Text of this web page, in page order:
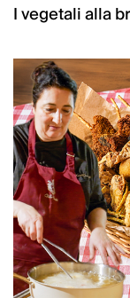
I vegetali alla